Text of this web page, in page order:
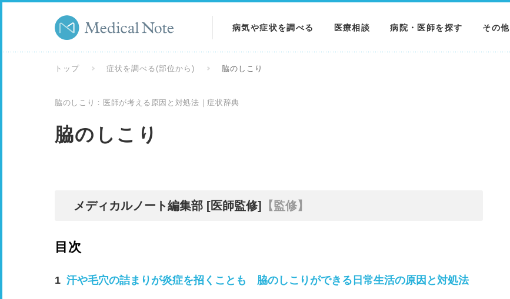
病気や症状を調べる 医療相談 病院・医師を探す その他
トップ 症状を調べる(部位から) 脇のしこり
脇のしこり：医師が考える原因と対処法｜症状辞典
脇のしこり
メディカルノート編集部 [医師監修] 【監修】
目次
汗や毛穴の詰まりが炎症を招くことも 脇のしこりができる日常生活の原因と対処法